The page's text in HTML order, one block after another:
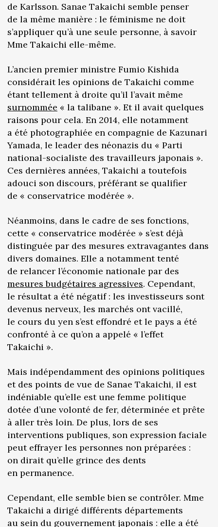
de Karlsson. Sanae Takaichi semble penser
de la même manière : le féminisme ne doit
s’appliquer qu’à une seule personne, à savoir
Mme Takaichi elle-même.
L’ancien premier ministre Fumio Kishida
considérait les opinions de Takaichi comme
étant tellement à droite qu’il l’avait même
surnommée « la talibane ». Et il avait quelques
raisons pour cela. En 2014, elle notamment
a été photographiée en compagnie de Kazunari
Yamada, le leader des néonazis du « Parti
national-socialiste des travailleurs japonais ».
Ces dernières années, Takaichi a toutefois
adouci son discours, préférant se qualifier
de « conservatrice modérée ».
Néanmoins, dans le cadre de ses fonctions,
cette « conservatrice modérée » s’est déjà
distinguée par des mesures extravagantes dans
divers domaines. Elle a notamment tenté
de relancer l’économie nationale par des
mesures budgétaires agressives. Cependant,
le résultat a été négatif : les investisseurs sont
devenus nerveux, les marchés ont vacillé,
le cours du yen s’est effondré et le pays a été
confronté à ce qu’on a appelé « l’effet
Takaichi ».
Mais indépendamment des opinions politiques
et des points de vue de Sanae Takaichi, il est
indéniable qu’elle est une femme politique
dotée d’une volonté de fer, déterminée et prête
à aller très loin. De plus, lors de ses
interventions publiques, son expression faciale
peut effrayer les personnes non préparées :
on dirait qu’elle grince des dents
en permanence.
Cependant, elle semble bien se contrôler. Mme
Takaichi a dirigé différents départements
au sein du gouvernement japonais : elle a été